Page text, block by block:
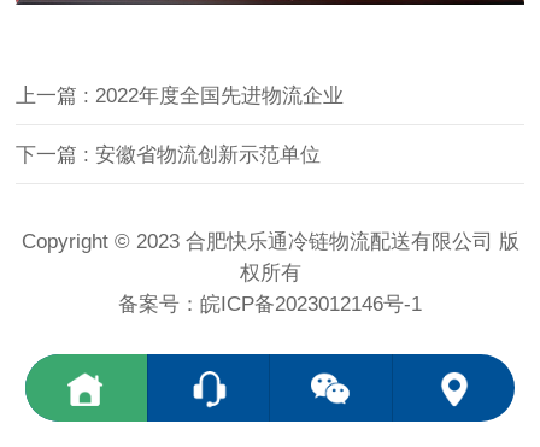
上一篇 : 2022年度全国先进物流企业
下一篇 : 安徽省物流创新示范单位
Copyright © 2023 合肥快乐通冷链物流配送有限公司 版
权所有
备案号： 皖ICP备2023012146号-1